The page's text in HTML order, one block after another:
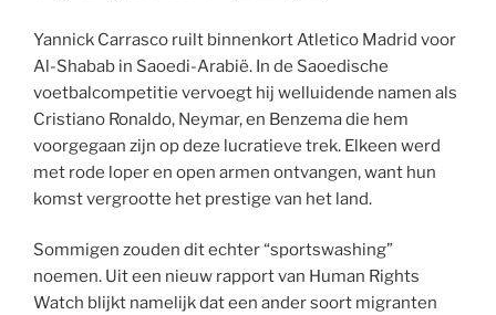
Yannick Carrasco ruilt binnenkort Atletico Madrid voor
Al-Shabab in Saoedi-Arabië. In de Saoedische
voetbalcompetitie vervoegt hij welluidende namen als
Cristiano Ronaldo, Neymar, en Benzema die hem
voorgegaan zijn op deze lucratieve trek. Elkeen werd
met rode loper en open armen ontvangen, want hun
komst vergrootte het prestige van het land.
Sommigen zouden dit echter “sportswashing”
noemen. Uit een nieuw rapport van Human Rights
Watch blijkt namelijk dat een ander soort migranten